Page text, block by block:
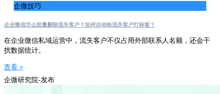
企微技巧
企业微信怎么批量删除流失客户？如何自动给流失客户打标签？
在企业微信私域运营中，流失客户不仅占用外部联系人名额，还会干
扰数据统计。
查看 »
企微研究院-发布